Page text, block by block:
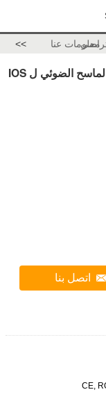
معلومات عنا >>
CMOS الجيب اللاسلكية بلوتوث 2D الباركود الماسح الضوئي ل IOS
اتصل بنا
CE,